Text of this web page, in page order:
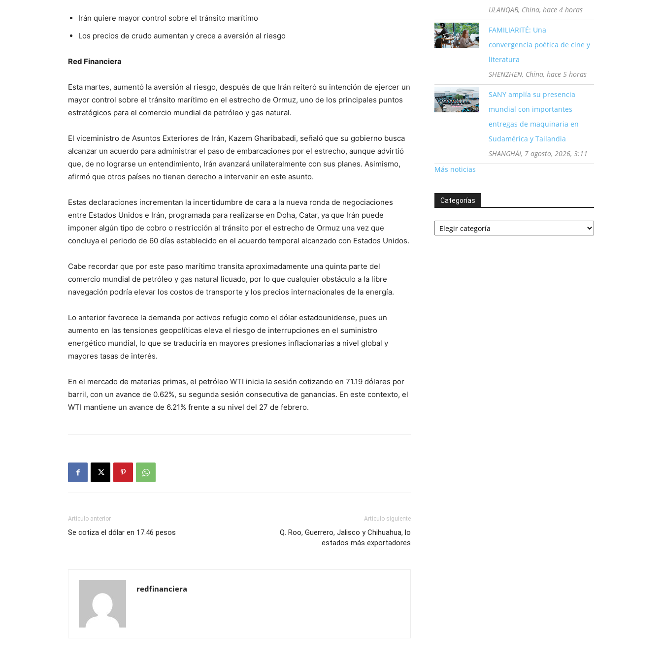
Irán quiere mayor control sobre el tránsito marítimo
Los precios de crudo aumentan y crece a aversión al riesgo
Red Financiera
Esta martes, aumentó la aversión al riesgo, después de que Irán reiteró su intención de ejercer un
mayor control sobre el tránsito marítimo en el estrecho de Ormuz, uno de los principales puntos
estratégicos para el comercio mundial de petróleo y gas natural.
El viceministro de Asuntos Exteriores de Irán, Kazem Gharibabadi, señaló que su gobierno busca
alcanzar un acuerdo para administrar el paso de embarcaciones por el estrecho, aunque advirtió
que, de no lograrse un entendimiento, Irán avanzará unilateralmente con sus planes. Asimismo,
afirmó que otros países no tienen derecho a intervenir en este asunto.
Estas declaraciones incrementan la incertidumbre de cara a la nueva ronda de negociaciones
entre Estados Unidos e Irán, programada para realizarse en Doha, Catar, ya que Irán puede
imponer algún tipo de cobro o restricción al tránsito por el estrecho de Ormuz una vez que
concluya el periodo de 60 días establecido en el acuerdo temporal alcanzado con Estados Unidos.
Cabe recordar que por este paso marítimo transita aproximadamente una quinta parte del
comercio mundial de petróleo y gas natural licuado, por lo que cualquier obstáculo a la libre
navegación podría elevar los costos de transporte y los precios internacionales de la energía.
Lo anterior favorece la demanda por activos refugio como el dólar estadounidense, pues un
aumento en las tensiones geopolíticas eleva el riesgo de interrupciones en el suministro
energético mundial, lo que se traduciría en mayores presiones inflacionarias a nivel global y
mayores tasas de interés.
En el mercado de materias primas, el petróleo WTI inicia la sesión cotizando en 71.19 dólares por
barril, con un avance de 0.62%, su segunda sesión consecutiva de ganancias. En este contexto, el
WTI mantiene un avance de 6.21% frente a su nivel del 27 de febrero.
Artículo anterior
Se cotiza el dólar en 17.46 pesos
Artículo siguiente
Q. Roo, Guerrero, Jalisco y Chihuahua, lo
estados más exportadores
redfinanciera
ULANQAB, China, hace 4 horas
FAMILIARITÉ: Una
convergencia poética de cine y
literatura
SHENZHEN, China, hace 5 horas
SANY amplía su presencia
mundial con importantes
entregas de maquinaria en
Sudamérica y Tailandia
SHANGHÁI, 7 agosto, 2026, 3:11
Más noticias
Categorías
Categorías